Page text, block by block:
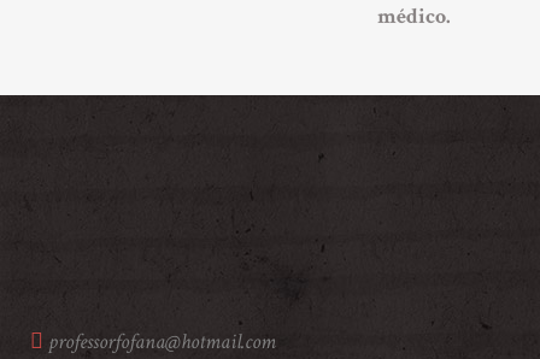
médico.
professorfofana@hotmail.com